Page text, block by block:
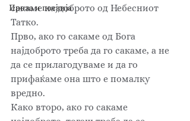
Проза и поезија
сакаме најдоброто од Небесниот
Татко.
Прво, ако го сакаме од Бога
најдоброто треба да го сакаме, а не
да се прилагодуваме и да го
прифаќаме она што е помалку
вредно.
Како второ, ако го сакаме